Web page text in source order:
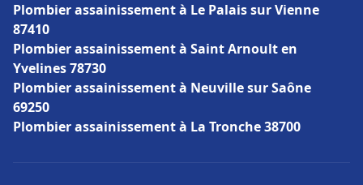
Plombier assainissement à Le Palais sur Vienne
87410
Plombier assainissement à Saint Arnoult en
Yvelines 78730
Plombier assainissement à Neuville sur Saône
69250
Plombier assainissement à La Tronche 38700